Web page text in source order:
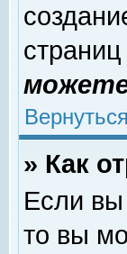
» Как
Если
то вы